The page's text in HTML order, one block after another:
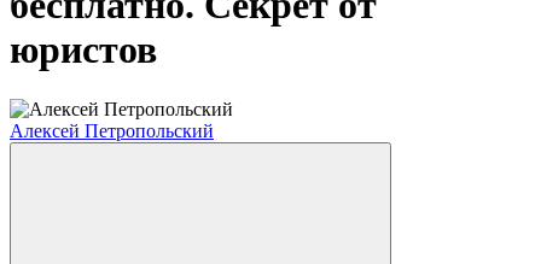
юристов
Алексей Петропольский